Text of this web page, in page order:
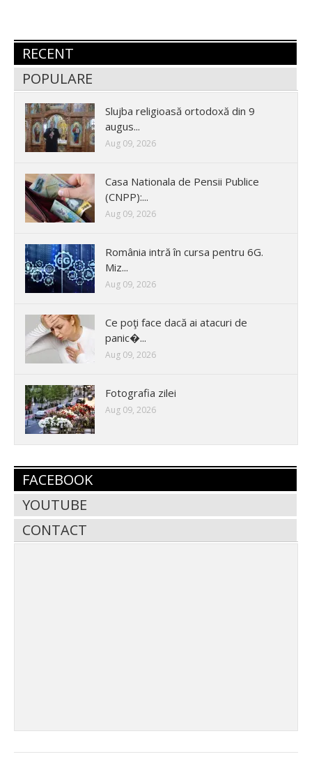
RECENT
POPULARE
Slujba religioasă ortodoxă din 9
augus...
Aug 09, 2026
Casa Nationala de Pensii Publice
(CNPP):...
Aug 09, 2026
România intră în cursa pentru 6G.
Miz...
Aug 09, 2026
Ce poţi face dacă ai atacuri de
panic�...
Aug 09, 2026
Fotografia zilei
Aug 09, 2026
FACEBOOK
YOUTUBE
CONTACT